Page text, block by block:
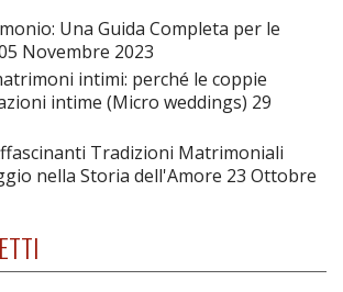
Una Guida Completa per le
Novembre 2023
intimi: perché le coppie
intime (Micro weddings) 29
Tradizioni Matrimoniali
nella Storia dell'Amore 23 Ottobre